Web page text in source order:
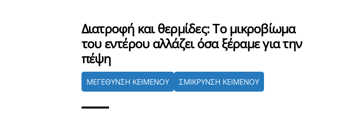
Διατροφή και θερμίδες: Το μικροβίωμα
του εντέρου αλλάζει όσα ξέραμε για την
πέψη
ΜΕΓΕΘΥΝΣΗ ΚΕΙΜΕΝΟΥ ΣΜΙΚΡΥΝΣΗ ΚΕΙΜΕΝΟΥ